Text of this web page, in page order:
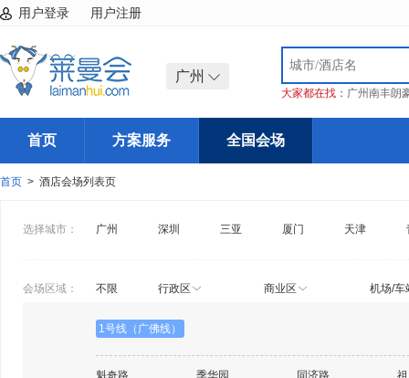
用户登录 用户注册
广州
大家都在找： 广州南丰朗
首页 方案服务 全国会场
首页 > 酒店会场列表页
选择城市： 广州 深圳 三亚 厦门 天津
会场区域： 不限 行政区 商业区 机场/车
1号线（广佛线）
魁奇路 季华园 同济路